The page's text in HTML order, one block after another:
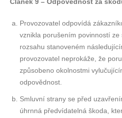
Provozovatel odpovídá
vznikla porušením povinností
rozsahu stanoveném
provozovatel neprokáže, že
způsobeno okolnostmi
odpovědnost.
Smluvní strany se před
úhrnná předvídatelná škoda,